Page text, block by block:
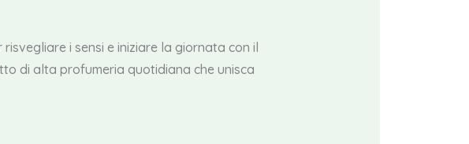
i sensi e iniziare la giornata con il
di alta profumeria quotidiana che unisca